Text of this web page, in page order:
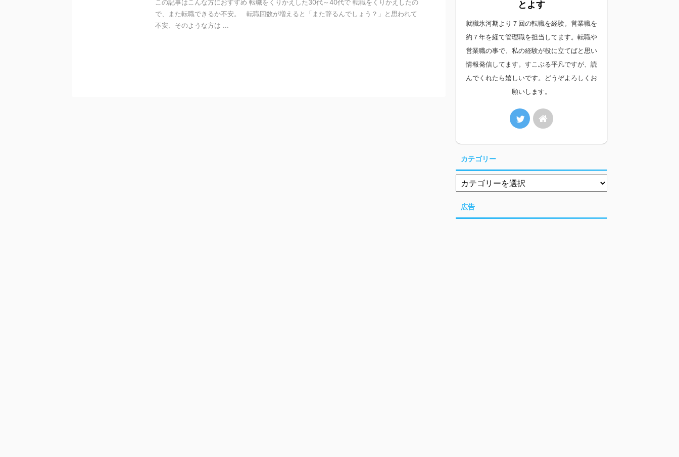
この記事はこんな方におすすめ 転職をくりかえした30代～40代で 転職をくりかえしたの
で、また転職できるか不安。 転職回数が増えると「また辞るんでしょう？」と思われて
不安、そのような方は ...
とよす
就職氷河期より７回の転職を経験。営業職を
約７年を経て管理職を担当してます。転職や
営業職の事で、私の経験が役に立てばと思い
情報発信してます。すこぶる平凡ですが、読
んでくれたら嬉しいです。どうぞよろしくお
願いします。
カテゴリー
広告